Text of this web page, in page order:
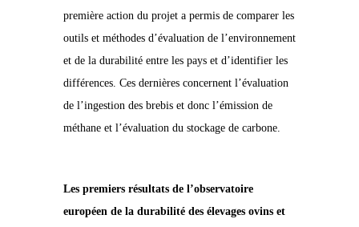
première action du projet a permis de comparer les
outils et méthodes d’évaluation de l’environnement
et de la durabilité entre les pays et d’identifier les
différences. Ces dernières concernent l’évaluation
de l’ingestion des brebis et donc l’émission de
méthane et l’évaluation du stockage de carbone.
Les premiers résultats de l’observatoire
européen de la durabilité des élevages ovins et